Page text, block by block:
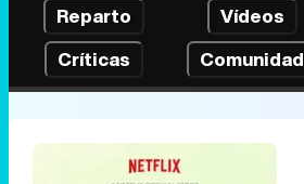
Reparto
Vídeos
Críticas
Comunidad